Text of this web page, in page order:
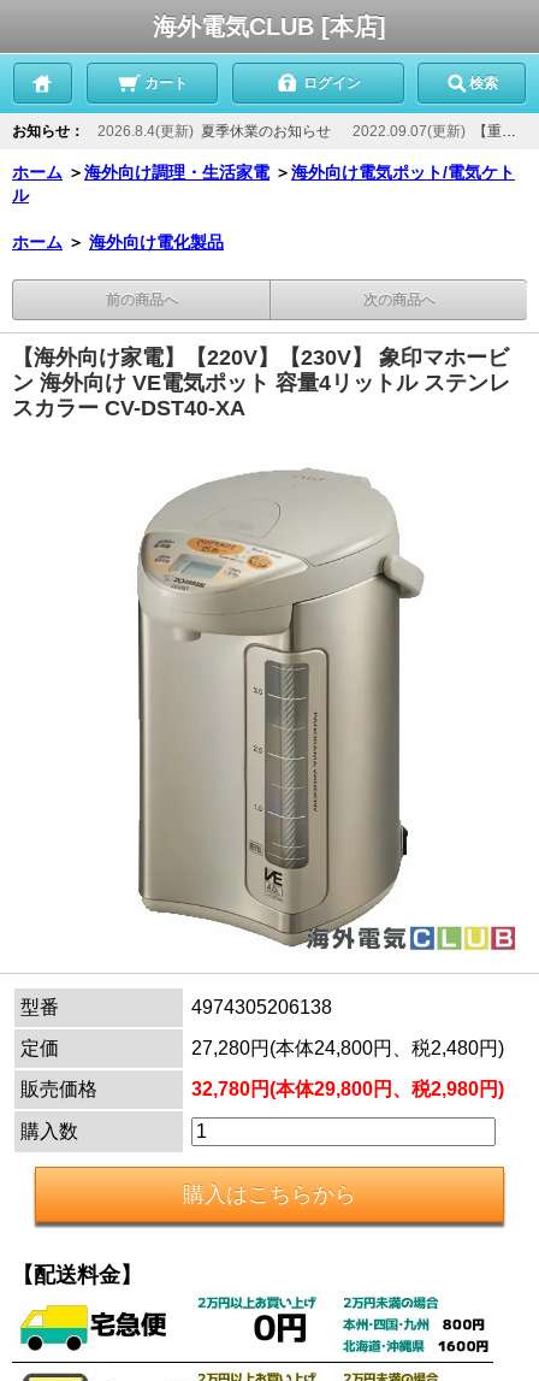
海外電気CLUB [本店]
カート ログイン 検索
お知らせ： 2026.8.4(更新) 夏季休業のお知らせ 2022.09.07(更新) 【重要】当店からのメールが届かないお客様へ
ホーム ＞海外向け調理・生活家電 ＞海外向け電気ポット/電気ケト
ル
ホーム ＞ 海外向け電化製品
前の商品へ 次の商品へ
【海外向け家電】【220V】【230V】 象印マホービ
ン 海外向け VE電気ポット 容量4リットル ステンレ
スカラー CV-DST40-XA
型番
4974305206138
定価
27,280円(本体24,800円、税2,480円)
販売価格
32,780円(本体29,800円、税2,980円)
購入数
【配送料金】